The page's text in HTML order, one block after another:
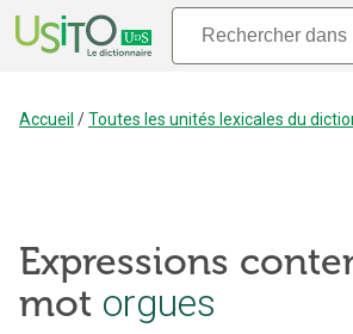
Accueil /Toutes les unités lexicales du
Expressions
mot orgues